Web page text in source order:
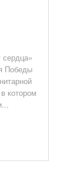
сердца»
Победы
котором